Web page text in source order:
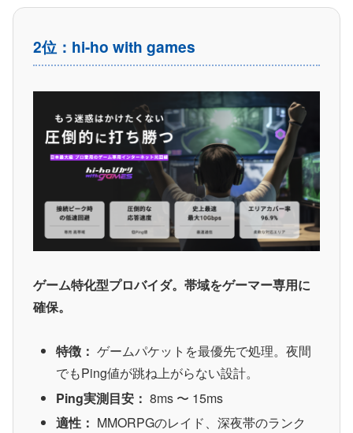
2位：hi-ho with games
ゲーム特化型プロバイダ。帯域をゲーマー専用に
確保。
特徴： ゲームパケットを最優先で処理。夜間
でもPing値が跳ね上がらない設計。
Ping実測目安： 8ms 〜 15ms
適性： MMORPGのレイド、深夜帯のランク